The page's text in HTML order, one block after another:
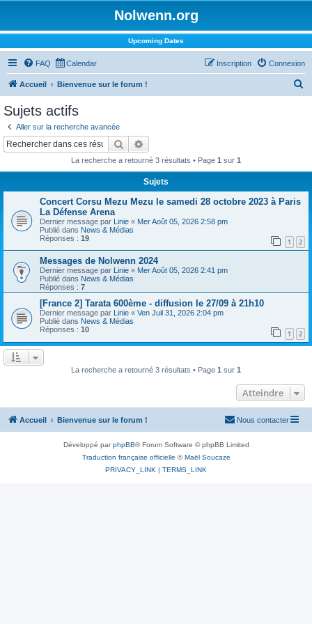
Nolwenn.org
Upcoming Dates
FAQ Calendar Connexion
Inscription
Accueil Bienvenue sur le forum !
Sujets actifs
Aller sur la recherche avancée
Rechercher
La recherche a retourné 3 résultats • Page 1 sur 1
Sujets
Concert Corsu Mezu Mezu le samedi 28 octobre 2023 à Paris
La Défense Arena
Dernier message par Linie « Mer Août 05, 2026 2:58 pm
Publié dans News & Médias
Réponses : 19 1 2
Messages de Nolwenn 2024
Dernier message par Linie « Mer Août 05, 2026 2:41 pm
Publié dans News & Médias
Réponses : 7
[France 2] Tarata 600ème - diffusion le 27/09 à 21h10
Dernier message par Linie « Ven Juil 31, 2026 2:04 pm
Publié dans News & Médias
Réponses : 10 1 2
La recherche a retourné 3 résultats • Page 1 sur 1
Atteindre
Accueil Bienvenue sur le forum ! Nous contacter
Développé parphpBB® Forum Software © phpBB Limited
Traduction française officielle ©Maël Soucaze
PRIVACY_LINK | TERMS_LINK